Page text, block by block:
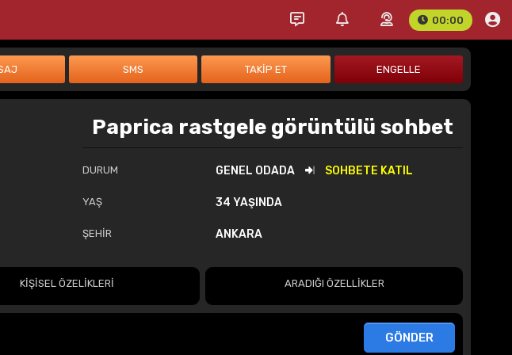
00:00
Paprica rastgele görüntülü sohbet
DURUM GENEL ODADA SOHBETE KATIL
YAŞ 34 YAŞINDA
ŞEHİR ANKARA
KİŞİSEL ÖZELİKLERİ ARADIĞI ÖZELLİKLER